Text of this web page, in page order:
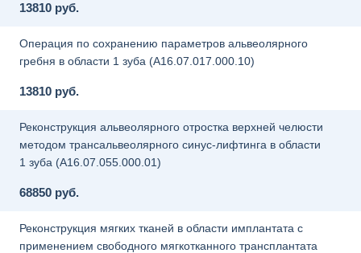
13810 руб.
Операция по сохранению параметров альвеолярного
гребня в области 1 зуба (A16.07.017.000.10)
13810 руб.
Реконструкция альвеолярного отростка верхней челюсти
методом трансальвеолярного синус-лифтинга в области
1 зуба (A16.07.055.000.01)
68850 руб.
Реконструкция мягких тканей в области имплантата с
применением свободного мягкотканного трансплантата